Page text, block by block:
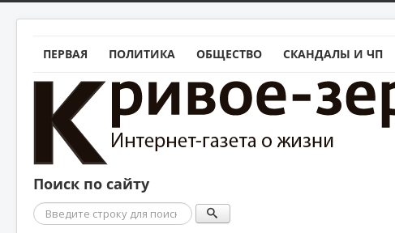
ПЕРВАЯ ПОЛИТИКА ОБЩЕСТВО СКАНДАЛЫ И ЧП
Поиск по сайту
Поиск